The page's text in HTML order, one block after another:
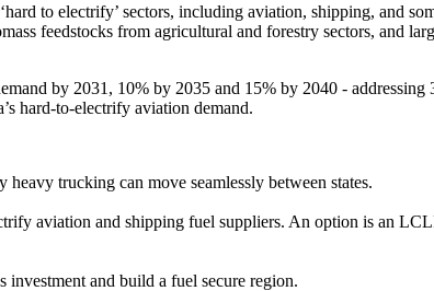
to electrify’ sectors, including aviation, shipping, and
feedstocks from agricultural and forestry sectors, and
by 2031, 10% by 2035 and 15% by 2040 -
aviation and shipping fuel suppliers. An option is an